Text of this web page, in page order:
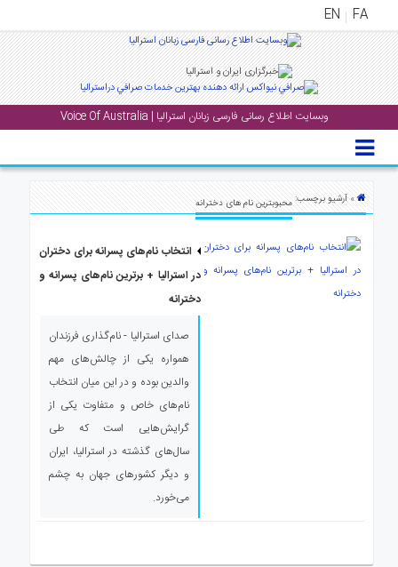
FA
EN
وبسایت اطلاع رسانی فارسی زبانان استرالیا | Voice Of Australia
منوی
اصلی
جشن» آرشیو برچسب:محبوبترین نام های دخترانه
انتخاب نام‌های پسرانه برای دختران
در استرالیا + برترین نام‌های پسرانه و
دخترانه
صدای استرالیا - نام‌گذاری فرزندان
همواره یکی از چالش‌های مهم
والدین بوده و در این میان انتخاب
نام‌های خاص و متفاوت یکی از
گرایش‌هایی است که طی
سال‌های گذشته در استرالیا، ایران
و دیگر کشورهای جهان به چشم
می‌خورد.